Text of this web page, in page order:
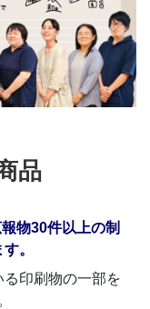
品
物30件以上の制
。
印刷物の一部を